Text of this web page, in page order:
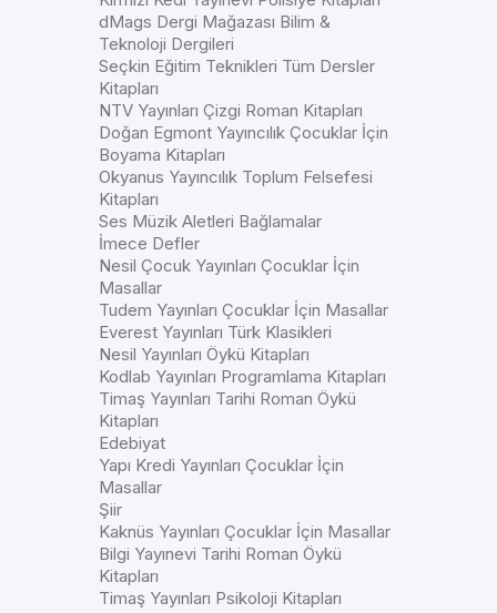
dMags Dergi Mağazası Bilim &
Teknoloji Dergileri
Seçkin Eğitim Teknikleri Tüm Dersler
Kitapları
NTV Yayınları Çizgi Roman Kitapları
Doğan Egmont Yayıncılık Çocuklar İçin
Boyama Kitapları
Okyanus Yayıncılık Toplum Felsefesi
Kitapları
Ses Müzik Aletleri Bağlamalar
İmece Defler
Nesil Çocuk Yayınları Çocuklar İçin
Masallar
Tudem Yayınları Çocuklar İçin Masallar
Everest Yayınları Türk Klasikleri
Nesil Yayınları Öykü Kitapları
Kodlab Yayınları Programlama Kitapları
Timaş Yayınları Tarihi Roman Öykü
Kitapları
Edebiyat
Yapı Kredi Yayınları Çocuklar İçin
Masallar
Şiir
Kaknüs Yayınları Çocuklar İçin Masallar
Bilgi Yayınevi Tarihi Roman Öykü
Kitapları
Timaş Yayınları Psikoloji Kitapları